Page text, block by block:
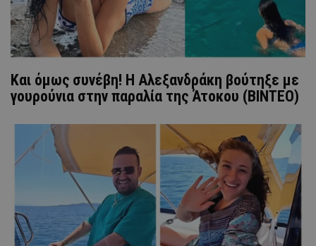
Και όμως συνέβη! Η Αλεξανδράκη βούτηξε με
γουρούνια στην παραλία της Άτοκου (ΒΙΝΤΕΟ)